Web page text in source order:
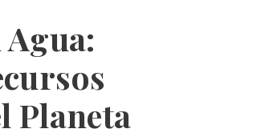
Planeta